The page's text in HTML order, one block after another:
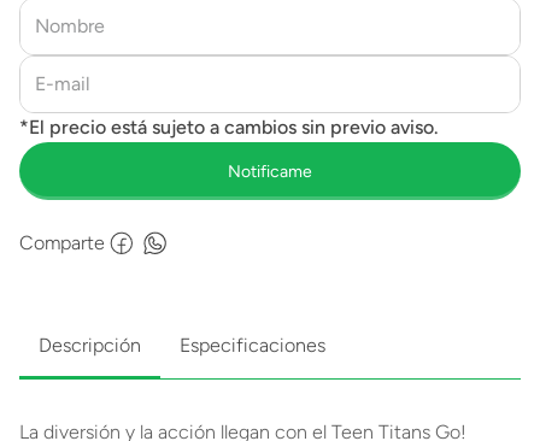
Comparte
Descripción Especificaciones
La diversión y la acción llegan con el Teen Titans Go!